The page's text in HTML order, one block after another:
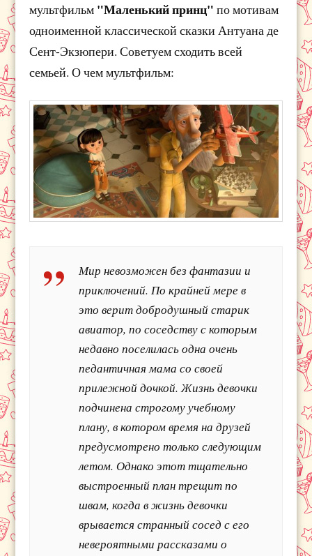
мультфильм "Маленький принц" по мотивам
одноименной классической сказки Антуана де
Сент-Экзюпери. Советуем сходить всей
семьей. О чем мультфильм:
Мир невозможен без фантазии и
приключений. По крайней мере в
это верит добродушный старик
авиатор, по соседству с которым
недавно поселилась одна очень
педантичная мама со своей
прилежной дочкой. Жизнь девочки
подчинена строгому учебному
плану, в котором время на друзей
предусмотрено только следующим
летом. Однако этот тщательно
выстроенный план трещит по
швам, когда в жизнь девочки
врывается странный сосед с его
невероятными рассказами о